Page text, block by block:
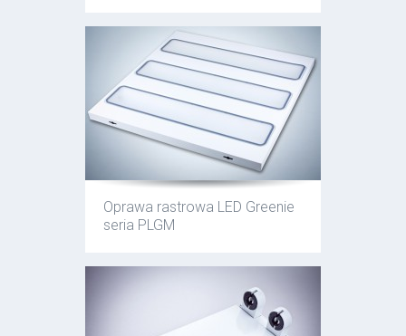
Oprawa rastrowa LED Greenie
seria PLGM